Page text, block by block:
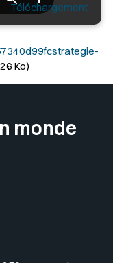
Téléchargement
Ko)
monde